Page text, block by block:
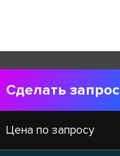
Сделать запрос
Цена по запросу